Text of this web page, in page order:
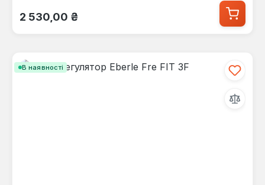
Звичайна ціна:
2 530,00 ₴
В наявності